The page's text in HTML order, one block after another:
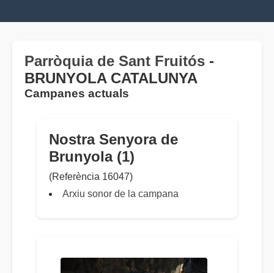
Parròquia de Sant Fruitós -
BRUNYOLA CATALUNYA
Campanes actuals
Nostra Senyora de
Brunyola (1)
(Referència 16047)
Arxiu sonor de la campana